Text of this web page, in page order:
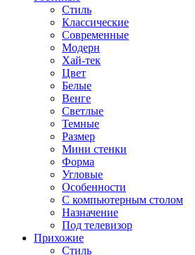
Стиль
Классические
Современные
Модерн
Хай-тек
Цвет
Белые
Венге
Светлые
Темные
Размер
Мини стенки
Форма
Угловые
Особенности
С компьютерным столом
Назначение
Под телевизор
Прихожие
Стиль